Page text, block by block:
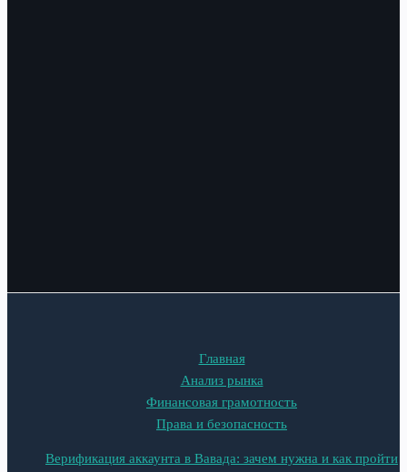
Главная
Анализ рынка
Финансовая грамотность
Права и безопасность
Верификация аккаунта в Вавада: зачем нужна и как пройти